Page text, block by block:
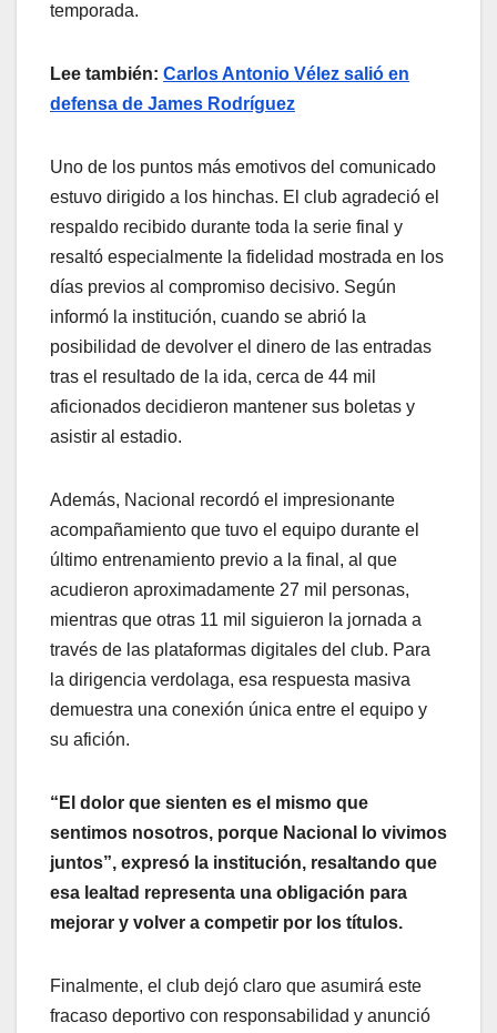
temporada.
Lee también: Carlos Antonio Vélez salió en
defensa de James Rodríguez
Uno de los puntos más emotivos del comunicado
estuvo dirigido a los hinchas. El club agradeció el
respaldo recibido durante toda la serie final y
resaltó especialmente la fidelidad mostrada en los
días previos al compromiso decisivo. Según
informó la institución, cuando se abrió la
posibilidad de devolver el dinero de las entradas
tras el resultado de la ida, cerca de 44 mil
aficionados decidieron mantener sus boletas y
asistir al estadio.
Además, Nacional recordó el impresionante
acompañamiento que tuvo el equipo durante el
último entrenamiento previo a la final, al que
acudieron aproximadamente 27 mil personas,
mientras que otras 11 mil siguieron la jornada a
través de las plataformas digitales del club. Para
la dirigencia verdolaga, esa respuesta masiva
demuestra una conexión única entre el equipo y
su afición.
“El dolor que sienten es el mismo que
sentimos nosotros, porque Nacional lo vivimos
juntos”, expresó la institución, resaltando que
esa lealtad representa una obligación para
mejorar y volver a competir por los títulos.
Finalmente, el club dejó claro que asumirá este
fracaso deportivo con responsabilidad y anunció